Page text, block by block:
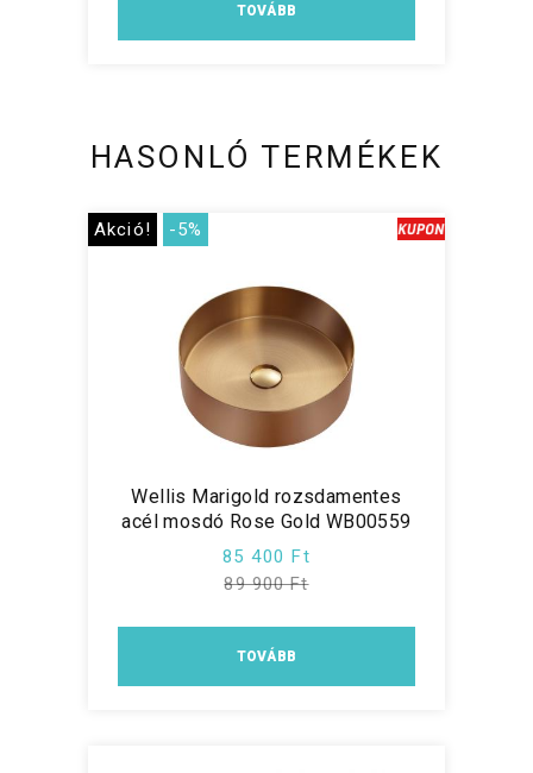
TOVÁBB
HASONLÓ TERMÉKEK
Akció! -5%
Wellis Marigold rozsdamentes
acél mosdó Rose Gold WB00559
85 400 Ft
89 900 Ft
TOVÁBB